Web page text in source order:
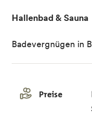
Hallenbad & Sauna
Badevergnügen in
Preise